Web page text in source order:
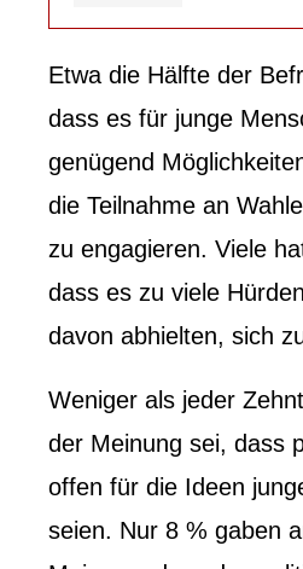
Etwa die Hälfte der
dass es für junge
genügend
die Teilnahme an
zu engagieren. Viele
dass es zu viele
davon abhielten, sich
Weniger als jeder
der Meinung sei, dass
offen für die Ideen
seien. Nur 8 % gaben